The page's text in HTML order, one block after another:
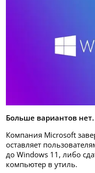
Больше вариантов нет.
Компания Microsoft
оставляет
до Windows 11, либо
компьютер в утиль.